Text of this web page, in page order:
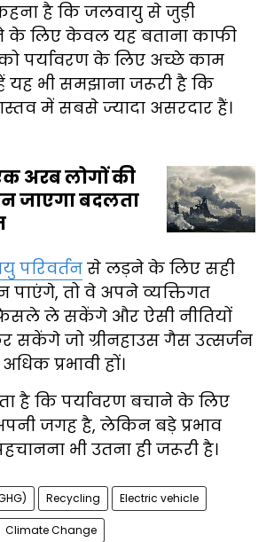
है कि जलवायु से जुड़ी
के लिए केवल यह बताना काफी
पर्यावरण के लिए अच्छे काम
यह भी समझाना जरूरी है कि
में सबसे ज्यादा असरदार हैं।
अरब लोगों की
जाएगा बदलता
परिवर्तनसे लड़ने के लिए सही
पाएंगे, तो वे अपने व्यक्तिगत
ले सकेंगे और ऐसी नीतियों
सकेंगे जो ग्रीनहाउस गैस उत्सर्जन
प्रभावी हों।
है कि पर्यावरण बचाने के लिए
जगह है, लेकिन बड़े प्रभाव
भी उतना ही जरूरी है।
Recycling Electric vehicle
Climate Change